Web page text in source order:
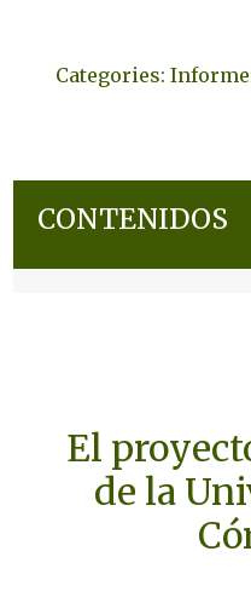
Categories:
CONTENIDOS
El
de la